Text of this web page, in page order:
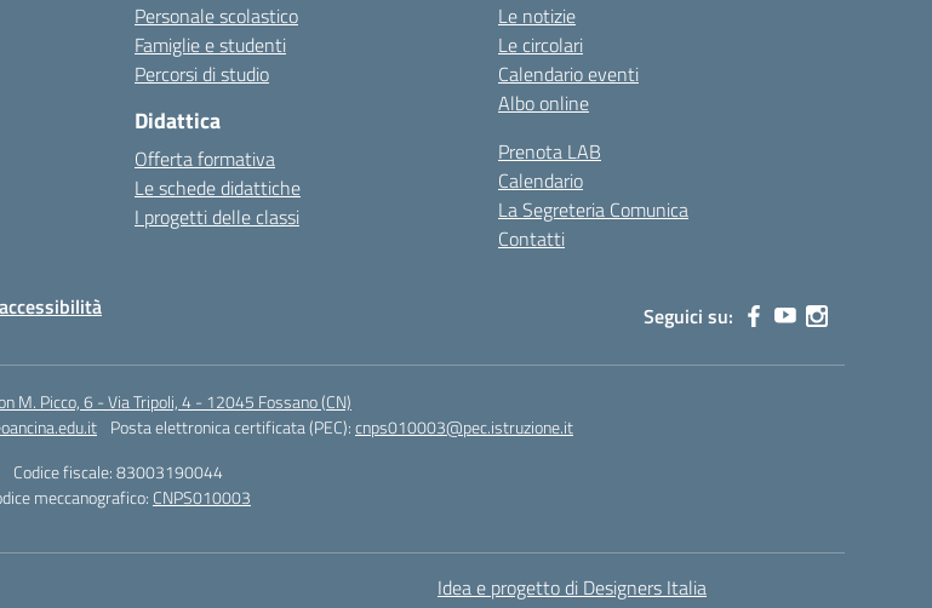
Personale scolastico
Famiglie e studenti
Percorsi di studio
Didattica
Offerta formativa
Le schede didattiche
I progetti delle classi
Le notizie
Le circolari
Calendario eventi
Albo online
Prenota LAB
Calendario
La Segreteria Comunica
Contatti
Seguici su:
M. Picco, 6 - Via Tripoli, 4 - 12045 Fossano (CN)
Posta elettronica certificata (PEC):cnps010003@pec.istruzione.it
Codice fiscale: 83003190044
meccanografico: CNPS010003
Idea e progetto di Designers Italia